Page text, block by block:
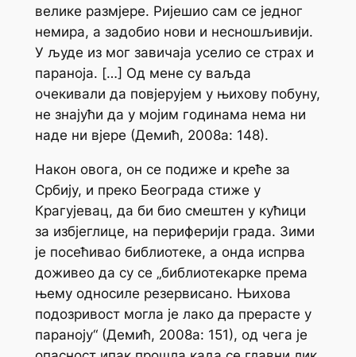
велике размјере. Ријешио сам се једног
немира, а задобио нови и несношљивији.
У људе из мог завичаја уселио се страх и
параноја. […] Од мене су ваљда
очекивали да повјерујем у њихову побуну,
не знајући да у мојим годинама нема ни
наде ни вјере (Демић, 2008а: 148).
Након овога, он се подиже и креће за
Србију, и преко Београда стиже у
Крагујевац, да би био смештен у кућици
за избјеглице, на периферији града. Зими
је посећивао библиотеке, а онда испрва
доживео да су се „библиотекарке према
њему односиле резервисано. Њихова
подозривост могла је лако да прерасте у
параноју“ (Демић, 2008а: 151), од чега је